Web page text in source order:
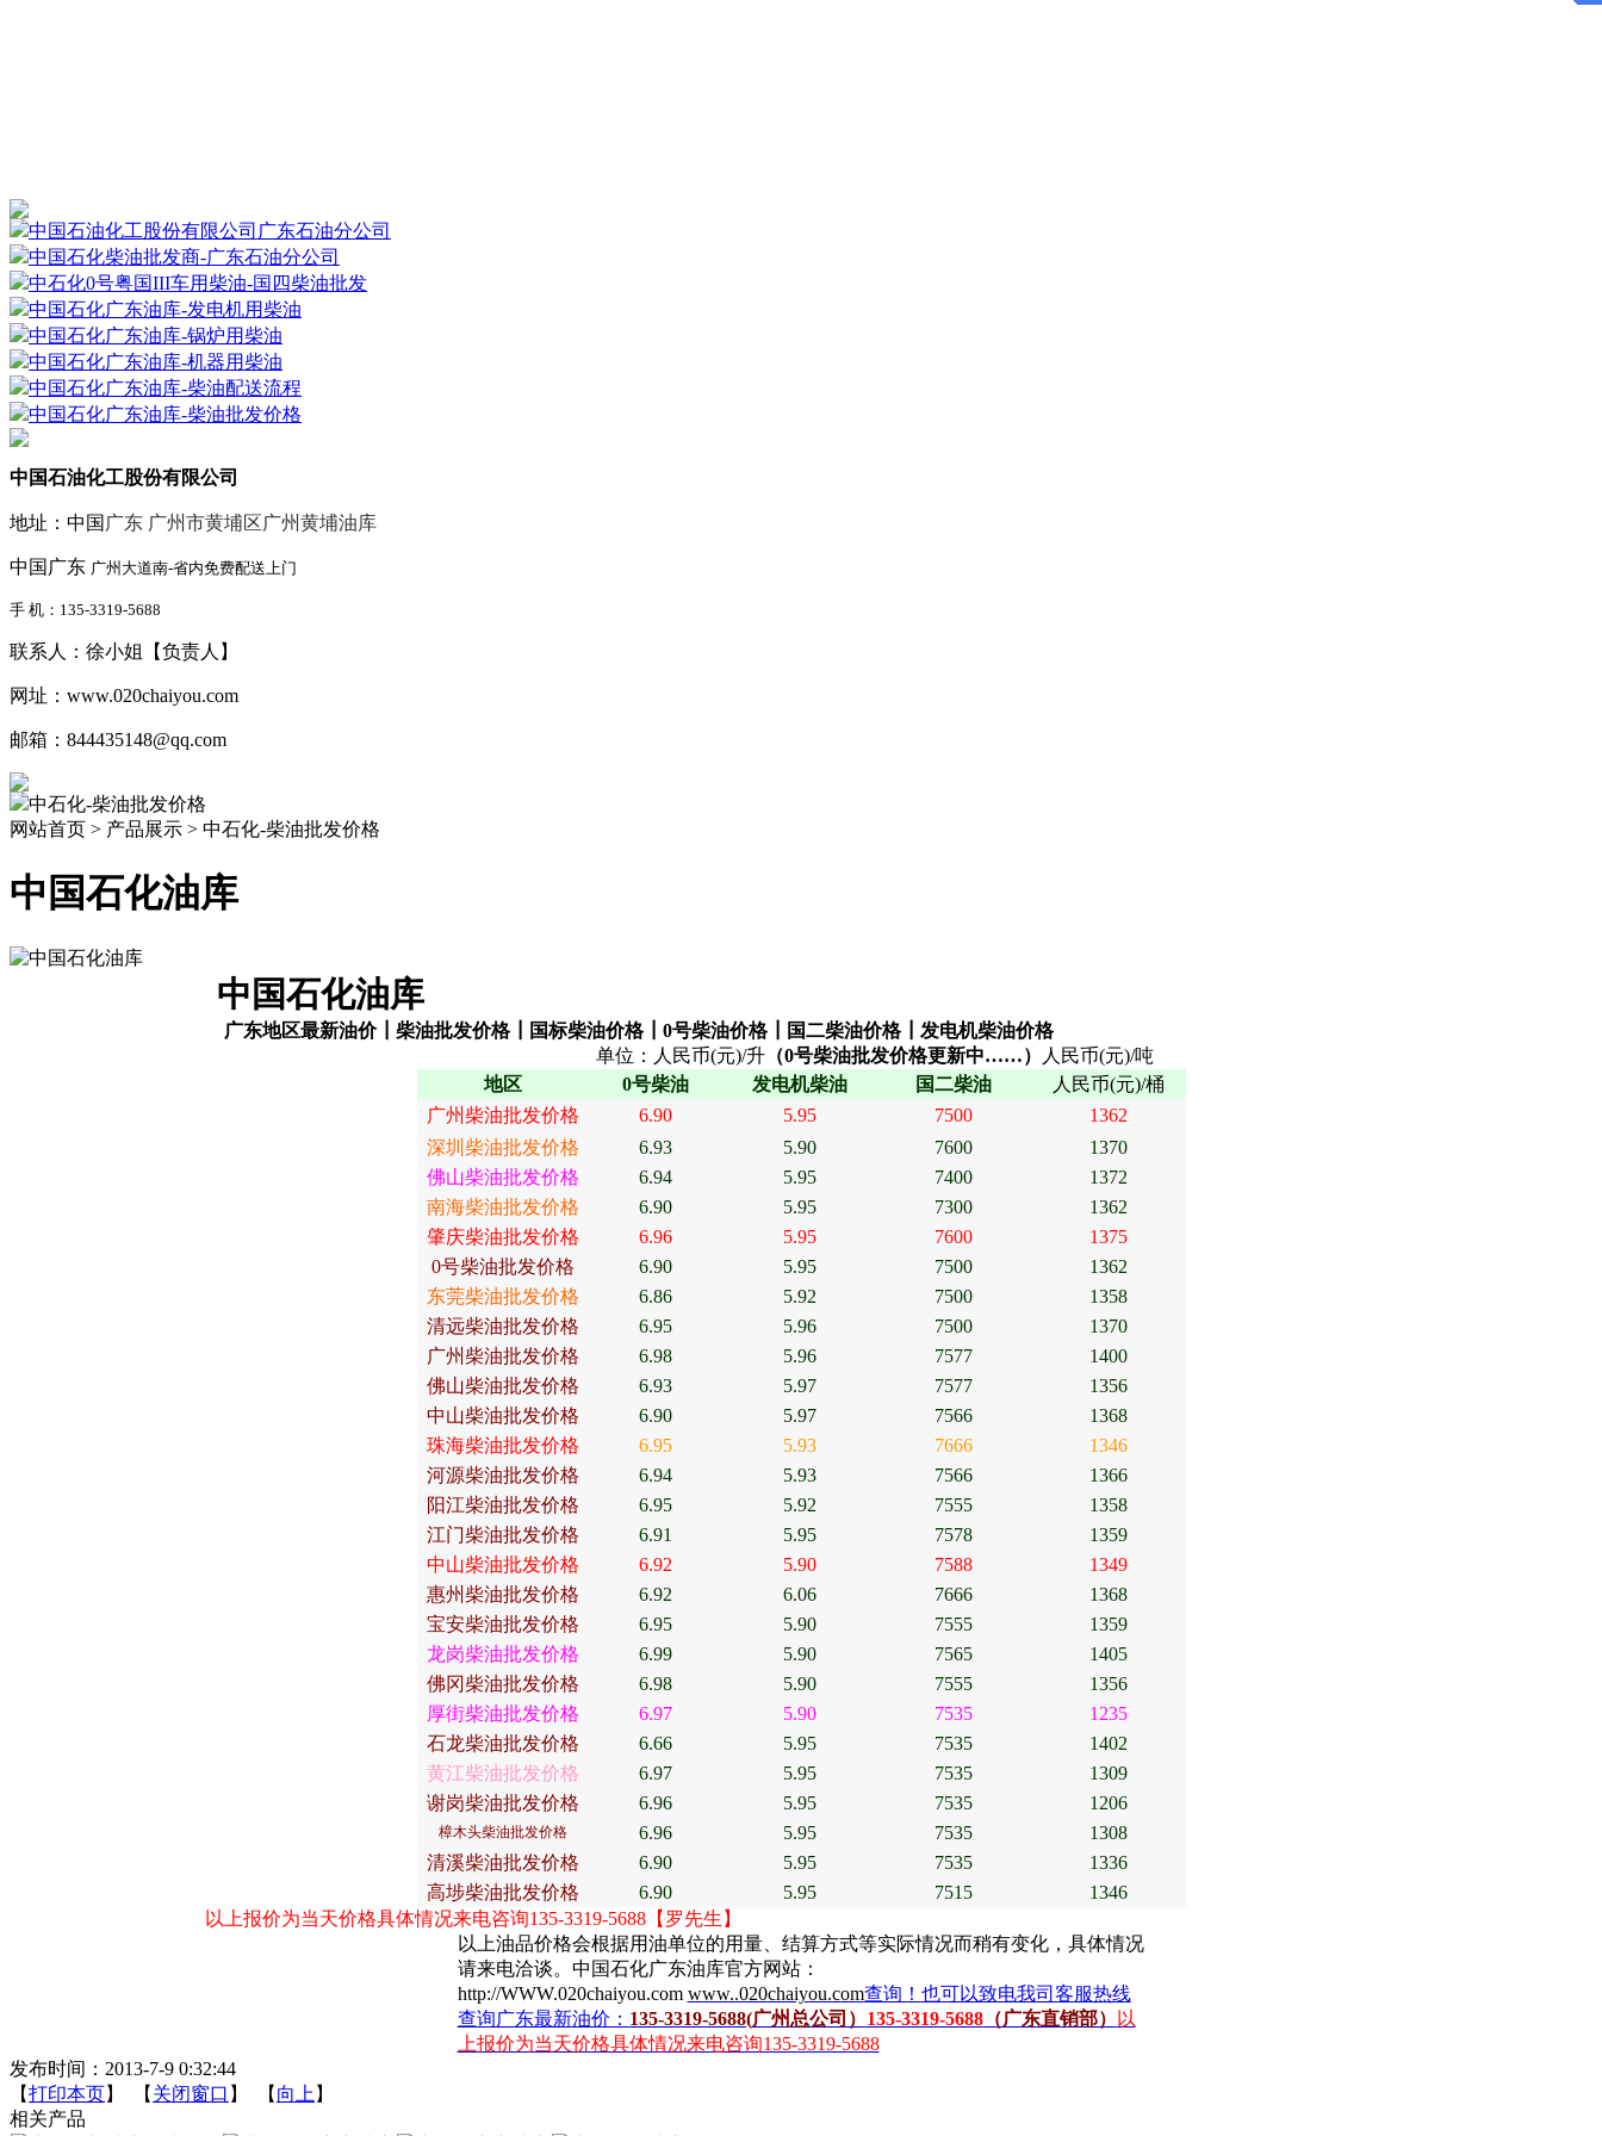
中国石油化工股份有限公司广东石油分公司
中国石化柴油批发商-广东石油分公司
中石化0号粤国III车用柴油-国四柴油批发
中国石化广东油库-发电机用柴油
中国石化广东油库-锅炉用柴油
中国石化广东油库-机器用柴油
中国石化广东油库-柴油配送流程
中国石化广东油库-柴油批发价格
中国石油化工股份有限公司
地址：中国 广东 广州市黄埔区广州黄埔油库
中国广东 广州大道南-省内免费配送上门
手 机：135-3319-5688
联系人：徐小姐【负责人】
网址：www.020chaiyou.com
邮箱：844435148@qq.com
中石化-柴油批发价格
网站首页 > 产品展示 > 中石化-柴油批发价格
中国石化油库
中国石化油库
广东地区最新油价┃柴油批发价格┃ 国标柴油价格┃0号柴油价格┃国二柴油价格┃ 发电机柴油价格
单位：人民币(元)/升 （0号柴油批发价格更新中……）
人民币(元)/吨
地区
0号柴油 发电机柴油 国二柴油
人民币(元)/桶
广州柴油批发价格
6.90 5.95 7500
1362
深圳柴油批发价格
6.93 5.90 7600
1370
佛山柴油批发价格
6.94 5.95 7400
1372
南海柴油批发价格
6.90 5.95 7300
1362
肇庆柴油批发价格
6.96 5.95 7600
1375
0号柴油批发价格 6.90 5.95 7500
1362
东莞柴油批发价格
6.86 5.92 7500
1358
清远柴油批发价格
6.95 5.96 7500
1370
广州柴油批发价格
6.98 5.96 7577
1400
佛山柴油批发价格
6.93 5.97 7577
1356
中山柴油批发价格
6.90 5.97 7566
1368
珠海柴油批发价格
6.95 5.93 7666
1346
河源柴油批发价格
6.94 5.93 7566
1366
阳江柴油批发价格
6.95 5.92 7555
1358
江门柴油批发价格
6.91 5.95 7578
1359
中山柴油批发价格
6.92 5.90 7588
1349
惠州柴油批发价格
6.92 6.06 7666
1368
宝安柴油批发价格
6.95 5.90 7555
1359
龙岗柴油批发价格
6.99 5.90 7565
1405
佛冈柴油批发价格
6.98 5.90 7555
1356
厚街柴油批发价格
6.97 5.90 7535
1235
石龙柴油批发价格
6.66 5.95 7535
1402
黄江柴油批发价格
6.97 5.95 7535
1309
谢岗柴油批发价格
6.96 5.95 7535 1206
樟木头柴油批发价格 6.96 5.95 7535
1308
清溪柴油批发价格
6.90 5.95 7535
1336
高埗柴油批发价格
6.90 5.95 7515
1346
以上报价为当天价格具体情况来电咨询135-3319-5688【罗先生】
以上油品价格会根据用油单位的用量、结算方式等实际情况而稍有变化，具体情况
请来电洽谈。中国石化广东油库官方网站：
http://WWW.020chaiyou.com www..020chaiyou.com查询！也可以致电我司客服热线
查询广东最新油价： 135-3319-5688(广州总公司） 135-3319-5688（广东直销部）
以
上报价为当天价格具体情况来电咨询135-3319-5688
发布时间：2013-7-9 0:32:44
【打印本页】 【 关闭窗口 】 【 向上 】
相关产品